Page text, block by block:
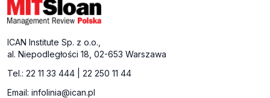
ICAN Institute Sp. z o.o.,
al. Niepodległości 18, 02-653 Warszawa
Tel.: 22 11 33 444
22 250 11 44
Email: infolinia@ican.pl